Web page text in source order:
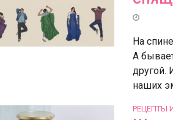
На
А
другой.
наших
РЕЦЕПТЫ